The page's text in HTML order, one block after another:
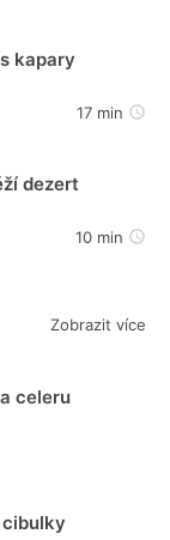
kapary
ještě nebyl
17 min
dezert
ještě nebyl
10 min
Zobrazit více
celeru